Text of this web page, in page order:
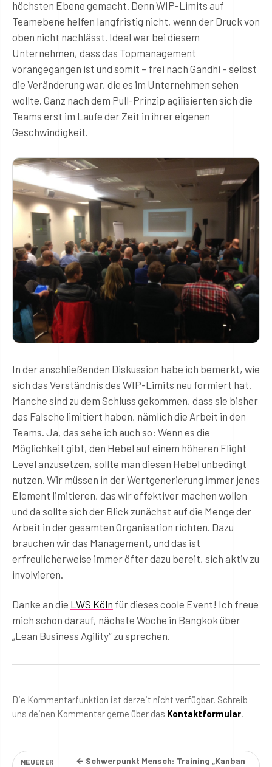
höchsten Ebene gemacht. Denn WIP-Limits auf
Teamebene helfen langfristig nicht, wenn der Druck von
oben nicht nachlässt. Ideal war bei diesem
Unternehmen, dass das Topmanagement
vorangegangen ist und somit – frei nach Gandhi – selbst
die Veränderung war, die es im Unternehmen sehen
wollte. Ganz nach dem Pull-Prinzip agilisierten sich die
Teams erst im Laufe der Zeit in ihrer eigenen
Geschwindigkeit.
In der anschließenden Diskussion habe ich bemerkt, wie
sich das Verständnis des WIP-Limits neu formiert hat.
Manche sind zu dem Schluss gekommen, dass sie bisher
das Falsche limitiert haben, nämlich die Arbeit in den
Teams. Ja, das sehe ich auch so: Wenn es die
Möglichkeit gibt, den Hebel auf einem höheren Flight
Level anzusetzen, sollte man diesen Hebel unbedingt
nutzen. Wir müssen in der Wertgenerierung immer jenes
Element limitieren, das wir effektiver machen wollen
und da sollte sich der Blick zunächst auf die Menge der
Arbeit in der gesamten Organisation richten. Dazu
brauchen wir das Management, und das ist
erfreulicherweise immer öfter dazu bereit, sich aktiv zu
involvieren.
Danke an die LWS Köln für dieses coole Event! Ich freue
mich schon darauf, nächste Woche in Bangkok über
„Lean Business Agility“ zu sprechen.
Die Kommentarfunktion ist derzeit nicht verfügbar. Schreib
uns deinen Kommentar gerne über das Kontaktformular.
NEUERER
← Schwerpunkt Mensch: Training „Kanban